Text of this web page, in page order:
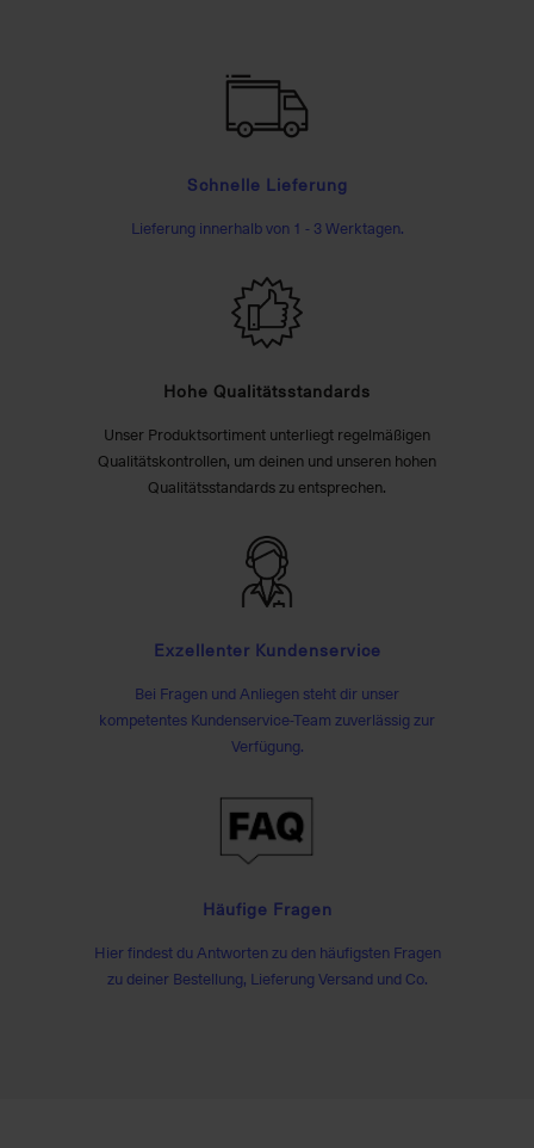
Schnelle Lieferung
Lieferung innerhalb von 1 - 3 Werktagen.
Hohe Qualitätsstandards
Unser Produktsortiment unterliegt regelmäßigen
Qualitätskontrollen, um deinen und unseren hohen
Qualitätsstandards zu entsprechen.
Exzellenter Kundenservice
Bei Fragen und Anliegen steht dir unser
kompetentes Kundenservice-Team zuverlässig zur
Verfügung.
Häufige Fragen
Hier findest du Antworten zu den häufigsten Fragen
zu deiner Bestellung, Lieferung Versand und Co.